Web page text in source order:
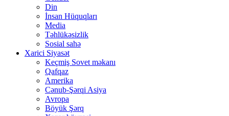
Din
İnsan Hüquqları
Media
Təhlükəsizlik
Sosial sahə
Xarici Siyasət
Keçmiş Sovet məkanı
Qafqaz
Amerika
Cənub-Şərqi Asiya
Avropa
Böyük Şərq